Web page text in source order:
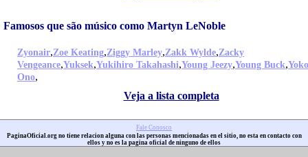
Famosos que são músico como Martyn LeNoble
Zyonair,Zoe Keating,Ziggy Marley,Zakk Wylde,Zacky
Vengeance,Yuksek,Yukihiro Takahashi,Young Jeezy,Young Buck,Yoko
Ono,
Veja a lista completa
Fale Conosco
PaginaOficial.org no tiene relacion alguna con las personas mencionadas en el sitio, no esta en contacto con
ellos y no es la pagina oficial de ninguno de ellos